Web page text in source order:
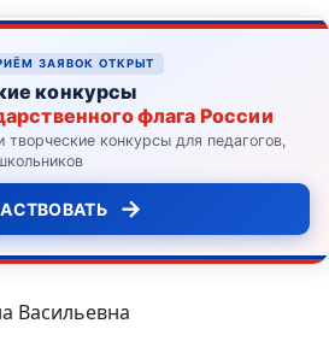
ЗАЯВОК ОТКРЫТ
конкурсы
флага России
творческие конкурсы для педагогов,
→
Васильевна